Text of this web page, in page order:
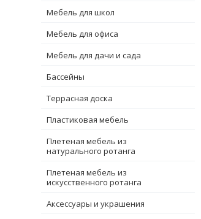
Мебель для школ
Мебель для офиса
Мебель для дачи и сада
Бассейны
Террасная доска
Пластиковая мебель
Плетеная мебель из
натурального ротанга
Плетеная мебель из
искусственного ротанга
Аксессуары и украшения